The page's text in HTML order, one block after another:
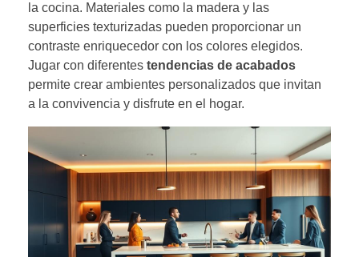
la cocina. Materiales como la madera y las
superficies texturizadas pueden proporcionar un
contraste enriquecedor con los colores elegidos.
Jugar con diferentes tendencias de acabados
permite crear ambientes personalizados que invitan
a la convivencia y disfrute en el hogar.